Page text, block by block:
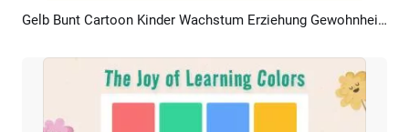
Vorschau KI Erstellen Gelb Bunt Cartoon Kinder Wachstum Erziehung Gewohnheiten Tipps Schritte